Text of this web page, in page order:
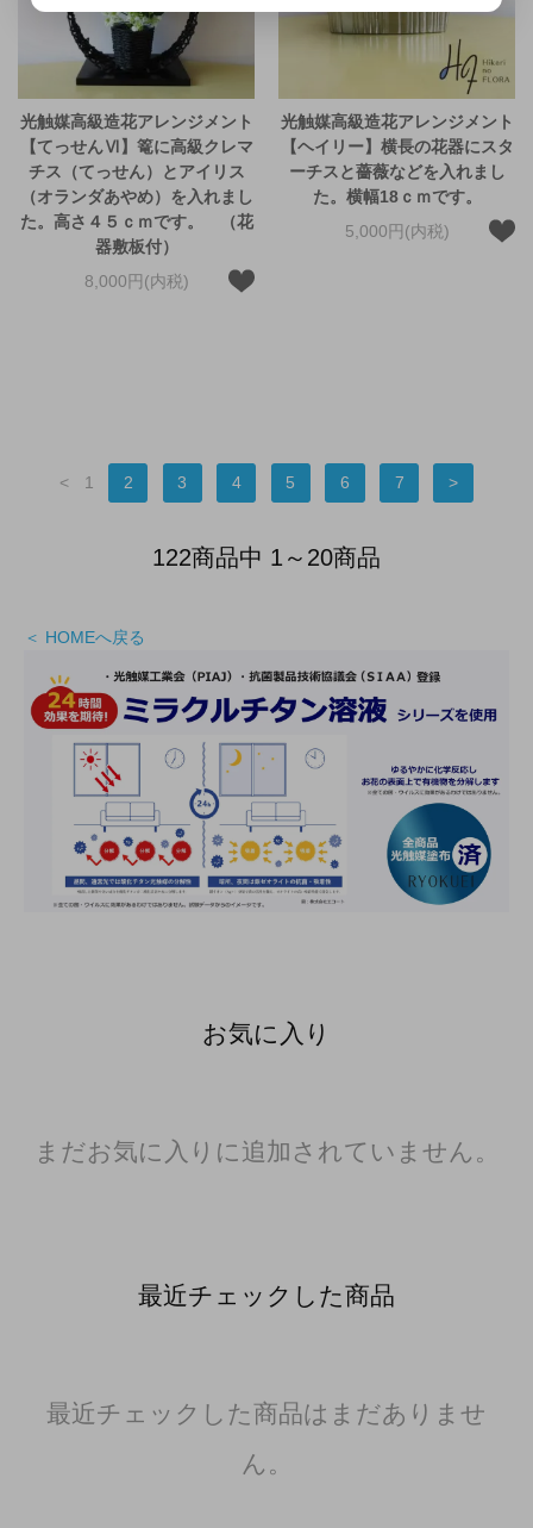
光触媒高級造花アレンジメント
【てっせんⅥ】篭に高級クレマ
チス（てっせん）とアイリス
（オランダあやめ）を入れまし
た。高さ４５ｃｍです。 （花
器敷板付）
8,000円(内税)
光触媒高級造花アレンジメント
【ヘイリー】横長の花器にスタ
ーチスと薔薇などを入れまし
た。横幅18ｃｍです。
5,000円(内税)
< 1 2 3 4 5 6 7 >
122商品中 1～20商品
＜ HOMEへ戻る
お気に入り
まだお気に入りに追加されていません。
最近チェックした商品
最近チェックした商品はまだありませ
ん。